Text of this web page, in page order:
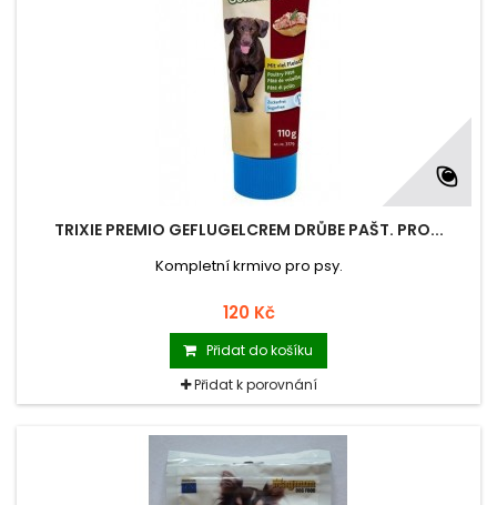
TRIXIE PREMIO GEFLUGELCREM DRŮBE PAŠT. PRO...
Kompletní krmivo pro psy.
120 Kč
Přidat do košíku
Přidat k porovnání